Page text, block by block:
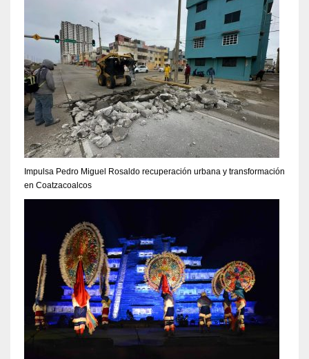
Impulsa Pedro Miguel Rosaldo recuperación urbana y transformación
en Coatzacoalcos